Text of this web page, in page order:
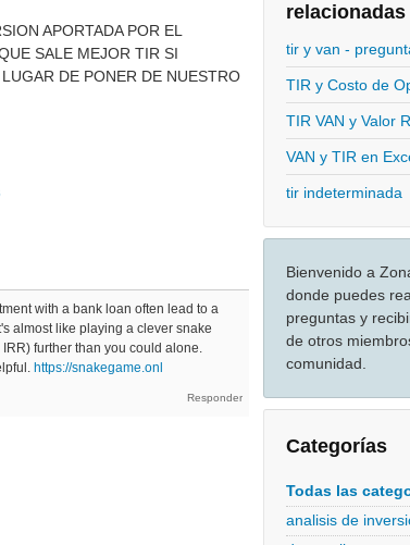
relacionadas
tir y van -
TIR y Costo de
TIR VAN y Valor
VAN y TIR en
tir indeterminada
Bienvenido a
donde puedes
preguntas y
de otros
comunidad.
Categorías
Todas las
analisis de
APORTADA POR EL
SALE MEJOR TIR SI
DE PONER DE NUESTRO
with a bank loan often lead to a
almost like playing a clever snake
further than you could alone.
https://snakegame.onl